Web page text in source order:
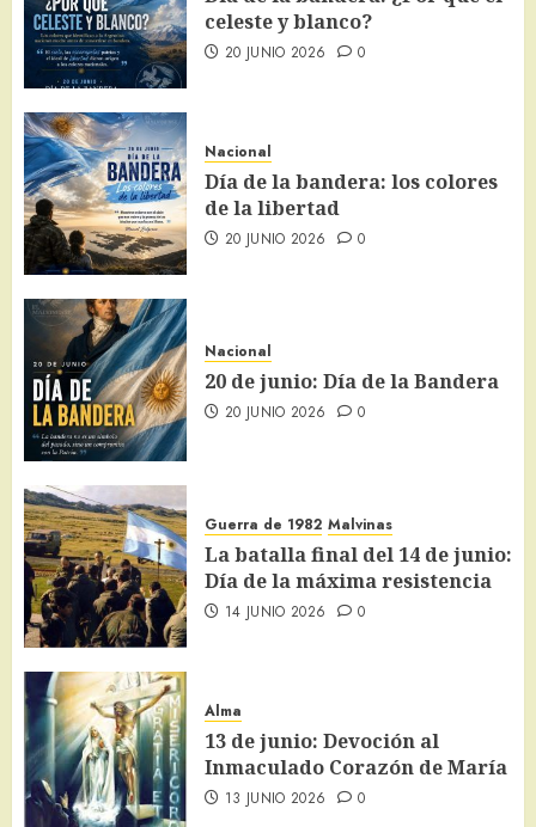
celeste y blanco?
20 JUNIO 2026 0
Nacional
Día de la bandera: los colores
de la libertad
20 JUNIO 2026 0
Nacional
20 de junio: Día de la Bandera
20 JUNIO 2026 0
Guerra de 1982 Malvinas
La batalla final del 14 de junio:
Día de la máxima resistencia
14 JUNIO 2026 0
Alma
13 de junio: Devoción al
Inmaculado Corazón de María
13 JUNIO 2026 0